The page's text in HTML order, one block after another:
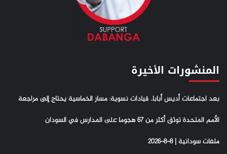
المنشورات الأخيرة
بعد اجتماعات أديس أبابا.. قيادات نسوية: مسار الخماسية يحتاج إلى مراجعة
الأمم المتحدة توثق أكثر من 67 هجوما على المدارس في السودان
ملفات سودانية | 8-8-2026